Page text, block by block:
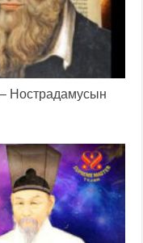
Нострадамусын